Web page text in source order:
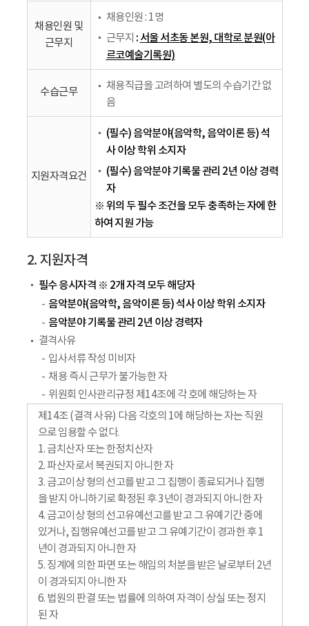
채용인원 및
근무지
채용인원 : 1명
근무지 : 서울 서초동 본원, 대학로 분원(아
르코예술기록원)
수습근무
채용직급을 고려하여 별도의 수습기간 없
음
지원자격요건
(필수) 음악분야(음악학, 음악이론 등) 석
사 이상 학위 소지자
(필수) 음악분야 기록물 관리 2년 이상 경력
자
※ 위의 두 필수 조건을 모두 충족하는 자에 한
하여 지원 가능
2. 지원자격
필수 응시자격 ※ 2개 자격 모두 해당자
음악분야(음악학, 음악이론 등) 석사 이상 학위 소지자
음악분야 기록물 관리 2년 이상 경력자
결격사유
입사서류 작성 미비자
채용 즉시 근무가 불가능한 자
위원회 인사관리규정 제14조에 각 호에 해당하는 자
제14조 (결격 사유) 다음 각호의 1에 해당하는 자는 직원
으로 임용할 수 없다.
1. 금치산자 또는 한정치산자
2. 파산자로서 복권되지 아니한 자
3. 금고이상 형의 선고를 받고 그 집행이 종료되거나 집행
을 받지 아니하기로 확정된 후 3년이 경과되지 아니한 자
4. 금고이상 형의 선고유예선고를 받고 그 유예기간 중에
있거나, 집행유예선고를 받고 그 유예기간이 경과한 후 1
년이 경과되지 아니한 자
5. 징계에 의한 파면 또는 해임의 처분을 받은 날로부터 2년
이 경과되지 아니한 자
6. 법원의 판결 또는 법률에 의하여 자격이 상실 또는 정지
된 자